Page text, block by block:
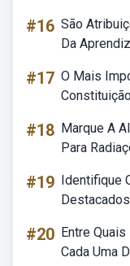
#16 São
Da
#17 O Mais
#18 Marque A
Para
#19 Identifique
#20 Entre
Cada Uma